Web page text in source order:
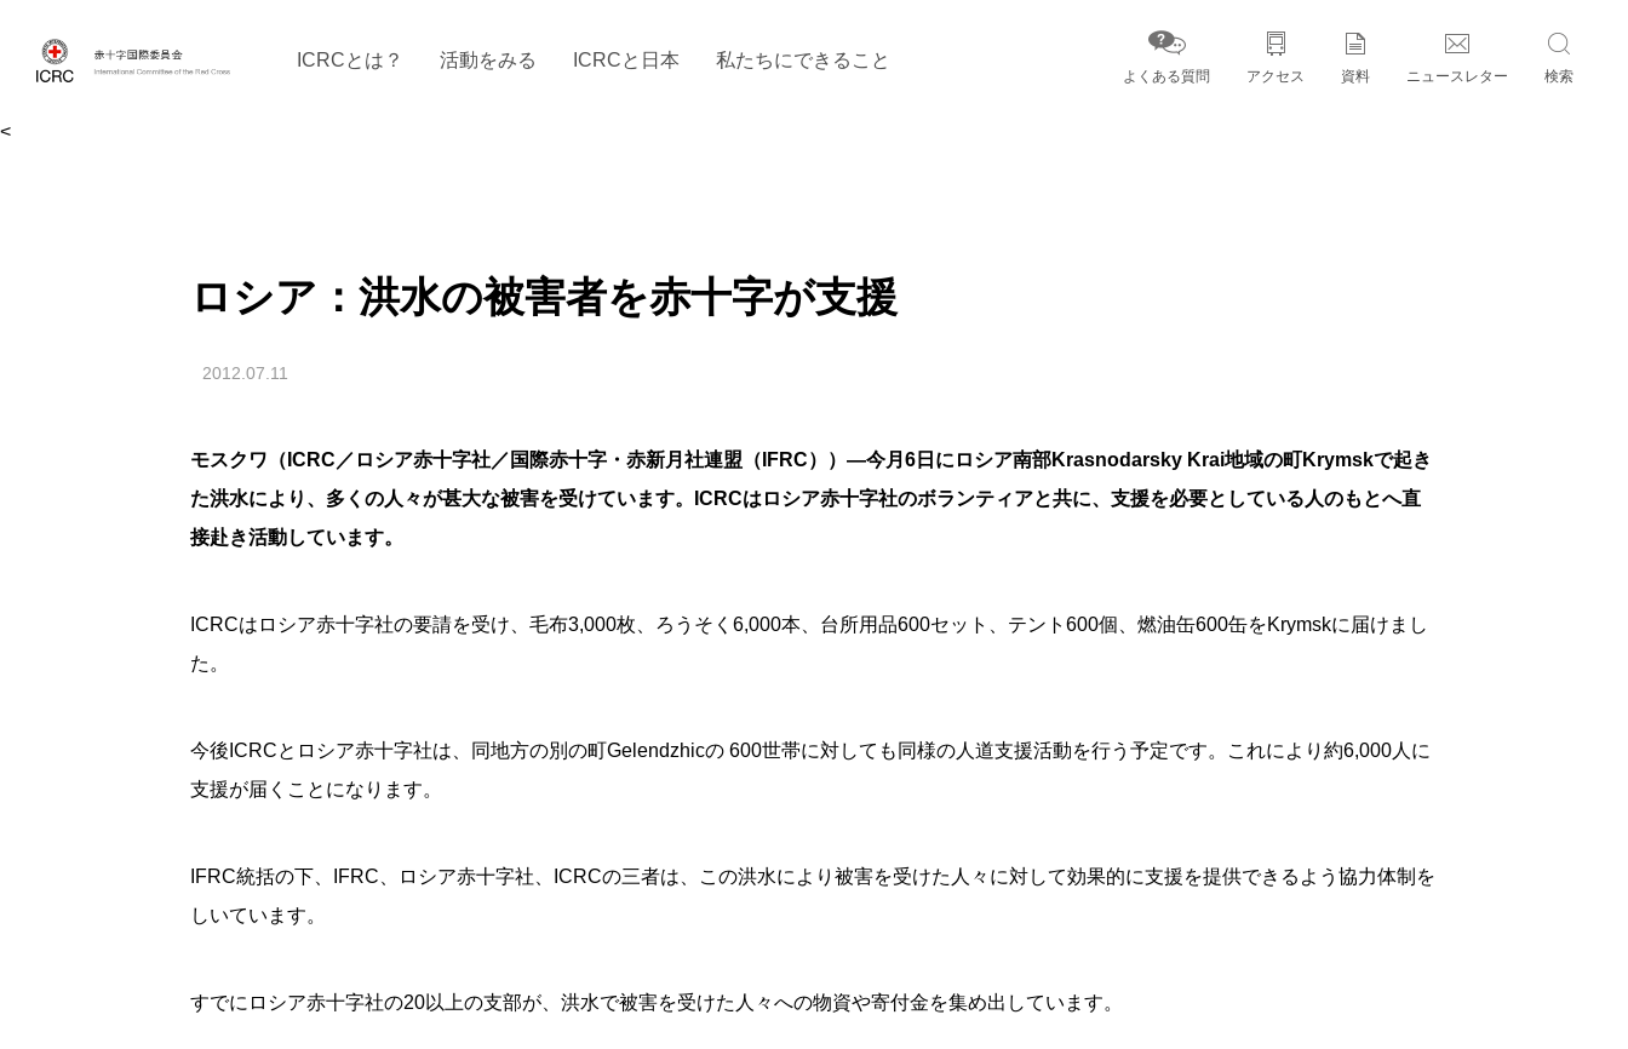
<
よくある質問 アクセス 資料 ニュースレター 検索
ICRCとは？ 活動をみる ICRCと日本 私たちにできること
ロシア：洪水の被害者を赤十字が支援
2012.07.11
モスクワ（ICRC／ロシア赤十字社／国際赤十字・赤新月社連盟（IFRC））―今月6日にロシア南部Krasnodarsky Krai地域の町Krymskで起き
た洪水により、多くの人々が甚大な被害を受けています。ICRCはロシア赤十字社のボランティアと共に、支援を必要としている人のもとへ直
接赴き活動しています。
ICRCはロシア赤十字社の要請を受け、毛布3,000枚、ろうそく6,000本、台所用品600セット、テント600個、燃油缶600缶をKrymskに届けまし
た。
今後ICRCとロシア赤十字社は、同地方の別の町Gelendzhicの 600世帯に対しても同様の人道支援活動を行う予定です。これにより約6,000人に
支援が届くことになります。
IFRC統括の下、IFRC、ロシア赤十字社、ICRCの三者は、この洪水により被害を受けた人々に対して効果的に支援を提供できるよう協力体制を
しいています。
すでにロシア赤十字社の20以上の支部が、洪水で被害を受けた人々への物資や寄付金を集め出しています。